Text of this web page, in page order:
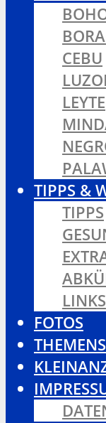
CEBU
LEYTE
TIPPS &
TIPPS
LINKS
FOTOS